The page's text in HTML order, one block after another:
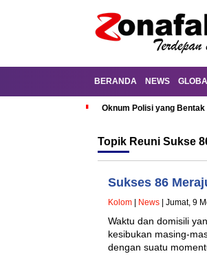
BERANDA NEWS
Oknum Polisi yang
Topik Reuni Sukse
Sukses 86
Kolom News | Jumat, 9
Waktu dan domisili
kesibukan masing-
dengan suatu